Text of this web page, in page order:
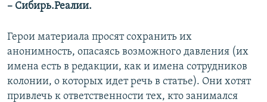
– Сибирь.Реалии.
Герои материала просят сохранить их
анонимность, опасаясь возможного давления (их
имена есть в редакции, как и имена сотрудников
колонии, о которых идет речь в статье). Они хотят
привлечь к ответственности тех, кто занимался